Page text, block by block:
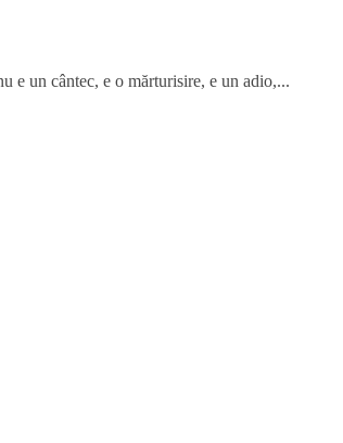
e un cântec, e o mărturisire, e un adio,...